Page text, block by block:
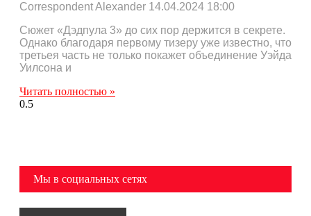
Correspondent Alexander 14.04.2024 18:00
Сюжет «Дэдпула 3» до сих пор держится в секрете.
Однако благодаря первому тизеру уже известно, что
третьея часть не только покажет объединение Уэйда
Уилсона и
Читать полностью »
Мы в социальных сетях